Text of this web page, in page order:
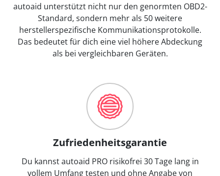
autoaid unterstützt nicht nur den genormten OBD2-
Standard, sondern mehr als 50 weitere
herstellerspezifische Kommunikationsprotokolle.
Das bedeutet für dich eine viel höhere Abdeckung
als bei vergleichbaren Geräten.
Zufriedenheitsgarantie
Du kannst autoaid PRO risikofrei 30 Tage lang in
vollem Umfang testen und ohne Angabe von